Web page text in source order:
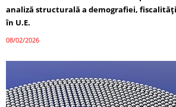
analiză structurală a demografiei,
în U.E.
08/02/2026